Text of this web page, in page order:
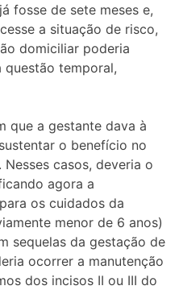
fosse de sete meses e,
a situação de risco,
domiciliar poderia
questão temporal,
que a gestante dava à
o benefício no
casos, deveria o
agora a
os cuidados da
menor de 6 anos)
sequelas da gestação de
ocorrer a manutenção
dos incisos II ou III do